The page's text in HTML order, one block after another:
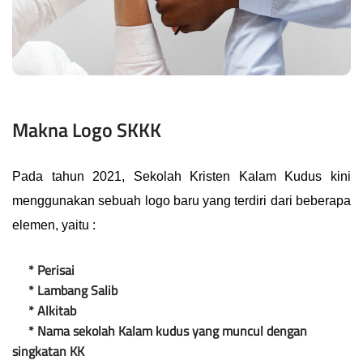
Makna Logo SKKK
Pada tahun 2021, Sekolah Kristen Kalam Kudus kini
menggunakan sebuah logo baru yang terdiri dari beberapa
elemen, yaitu :